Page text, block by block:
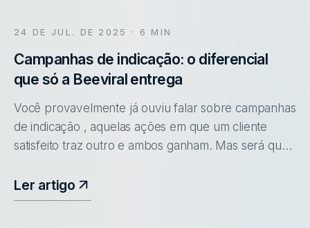
24 DE JUL. DE 2025 · 6 MIN
Campanhas de indicação: o diferencial
que só a Beeviral entrega
Você provavelmente já ouviu falar sobre campanhas
de indicação , aquelas ações em que um cliente
satisfeito traz outro e ambos ganham. Mas será que
por trás de uma campanh
Ler artigo